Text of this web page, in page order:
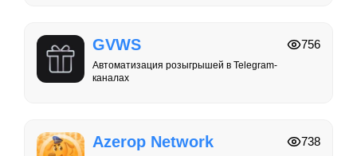
GVWS
Автоматизация розыгрышей в Telegram-
каналах
756
Azerop Network 738